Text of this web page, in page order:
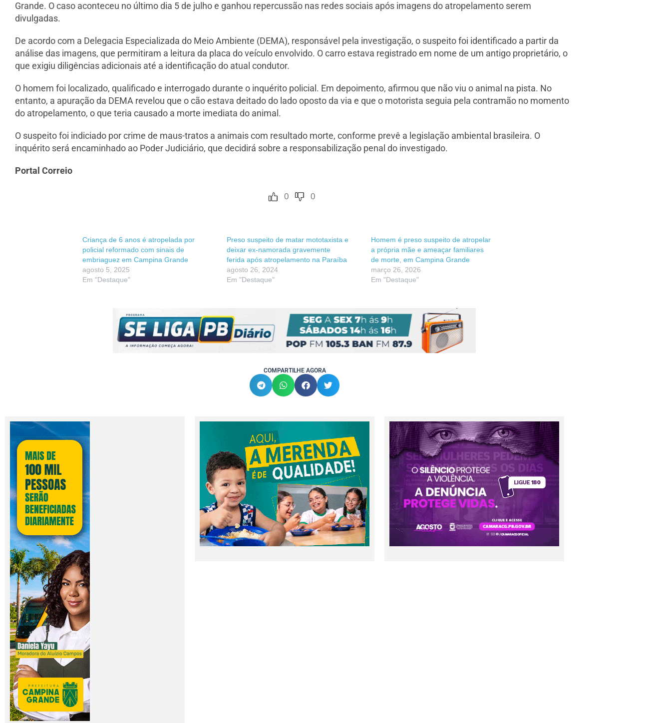
Grande. O caso aconteceu no último dia 5 de julho e ganhou repercussão nas redes sociais após imagens do atropelamento serem
divulgadas.
De acordo com a Delegacia Especializada do Meio Ambiente (DEMA), responsável pela investigação, o suspeito foi identificado a partir da
análise das imagens, que permitiram a leitura da placa do veículo envolvido. O carro estava registrado em nome de um antigo proprietário, o
que exigiu diligências adicionais até a identificação do atual condutor.
O homem foi localizado, qualificado e interrogado durante o inquérito policial. Em depoimento, afirmou que não viu o animal na pista. No
entanto, a apuração da DEMA revelou que o cão estava deitado do lado oposto da via e que o motorista seguia pela contramão no momento
do atropelamento, o que teria causado a morte imediata do animal.
O suspeito foi indiciado por crime de maus-tratos a animais com resultado morte, conforme prevê a legislação ambiental brasileira. O
inquérito será encaminhado ao Poder Judiciário, que decidirá sobre a responsabilização penal do investigado.
Portal Correio
0 0
Criança de 6 anos é atropelada por
policial reformado com sinais de
embriaguez em Campina Grande
agosto 5, 2025
Em "Destaque"
Preso suspeito de matar mototaxista e
deixar ex-namorada gravemente
ferida após atropelamento na Paraíba
agosto 26, 2024
Em "Destaque"
Homem é preso suspeito de atropelar
a própria mãe e ameaçar familiares
de morte, em Campina Grande
março 26, 2026
Em "Destaque"
COMPARTILHE AGORA